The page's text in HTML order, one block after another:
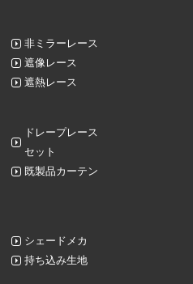
非ミラーレース
遮像レース
遮熱レース
ドレープレース
セット
既製品カーテン
シェードメカ
持ち込み生地